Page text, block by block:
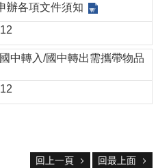
辦各項文件須知
中轉入/國中轉出需攜帶物品
回上一頁 回最上面